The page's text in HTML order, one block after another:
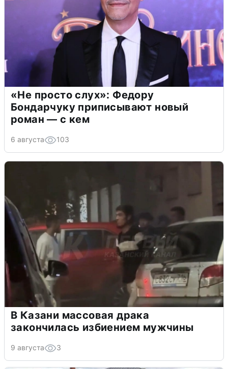
«Не просто слух»: Федору
Бондарчуку приписывают новый
роман — с кем
6 августа 103
В Казани массовая драка
закончилась избиением мужчины
9 августа 3